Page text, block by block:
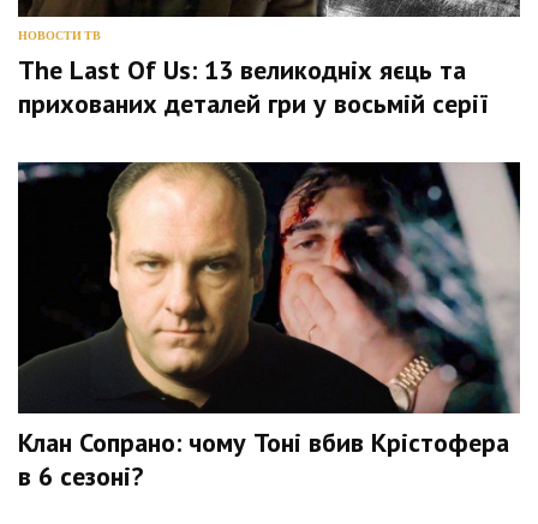
НОВОСТИ ТВ
The Last Of Us: 13 великодніх яєць та
прихованих деталей гри у восьмій серії
Клан Сопрано: чому Тоні вбив Крістофера
в 6 сезоні?